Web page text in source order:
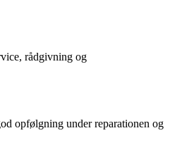
rådgivning og
opfølgning under reparationen og